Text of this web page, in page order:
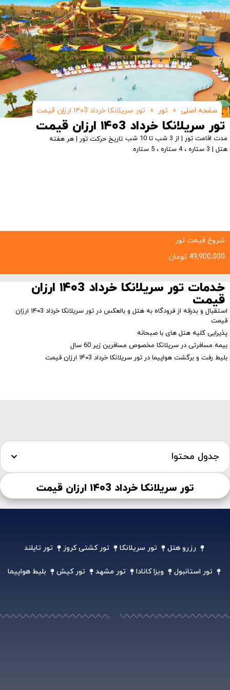
صفحه اصلی » تور » تور سریلانکا خرداد ۱۴۰3 ارزان قیمت
تور سریلانکا خرداد ۱۴۰3 ارزان قیمت
مدت اقامت تور | از 3 شب تا 10 شب
تاریخ حرکت تور | هر هفته
هتل | 3 ستاره ، 4 ستاره ، 5 ستاره
شروع قیمت تور:
49,900,000 تومان
خدمات تور سریلانکا خرداد ۱۴۰3 ارزان
قیمت
استقبال و بدرقه از فرودگاه به هتل و بالعکس در تور سریلانکا خرداد ۱۴۰3 ارزان
قیمت
پذیرایی کلیه هتل های با صبحانه
بیمه مسافرتی در سریلانکا مخصوص مسافرین زیر 60 سال
بلیط رفت و برگشت هواپیما در تور سریلانکا خرداد ۱۴۰3 ارزان قیمت
جدول محتوا
تور سریلانکا خرداد ۱۴۰3 ارزان قیمت
رزرو هتل تور سریلانکا تور کشتی کروز تور تایلند
تور استانبول ویزا کانادا تور مشهد تور کیش بلیط هواپیما